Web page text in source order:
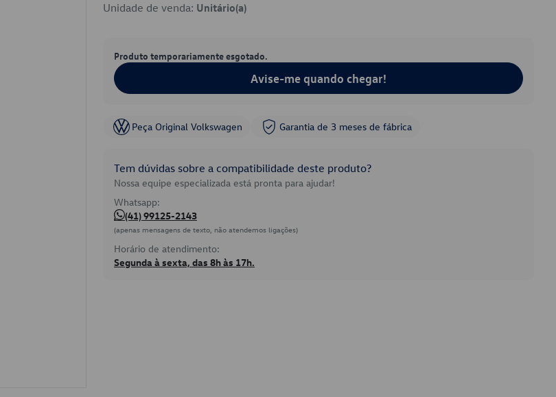
Unidade de venda: Unitário(a)
Produto temporariamente esgotado.
Avise-me quando chegar!
Peça Original Volkswagen Garantia de 3 meses de fábrica
Tem dúvidas sobre a compatibilidade deste produto?
Nossa equipe especializada está pronta para ajudar!
Whatsapp:
(41) 99125-2143
(apenas mensagens de texto, não atendemos ligações)
Horário de atendimento:
Segunda à sexta, das 8h às 17h.